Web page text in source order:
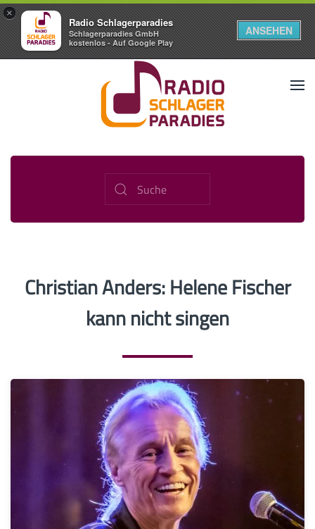
×
Radio Schlagerparadies
Schlagerparadies GmbH
kostenlos - Auf Google Play
ANSEHEN
Christian Anders: Helene Fischer
kann nicht singen